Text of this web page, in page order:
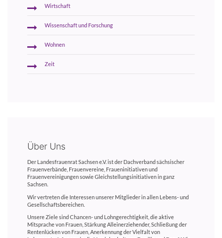
Wirtschaft
Wissenschaft und Forschung
Wohnen
Zeit
Über Uns
Der Landesfrauenrat Sachsen e.V. ist der Dachverband sächsischer
Frauenverbände, Frauenvereine, Fraueninitiativen und
Frauenvereinigungen sowie Gleichstellungsinitiativen in ganz
Sachsen.
Wir vertreten die Interessen unserer Mitglieder in allen Lebens- und
Gesellschaftsbereichen.
Unsere Ziele sind Chancen- und Lohngerechtigkeit, die aktive
Mitsprache von Frauen, Stärkung Alleinerziehender, Schließung der
Rentenlücken von Frauen, Anerkennung der Vielfalt von